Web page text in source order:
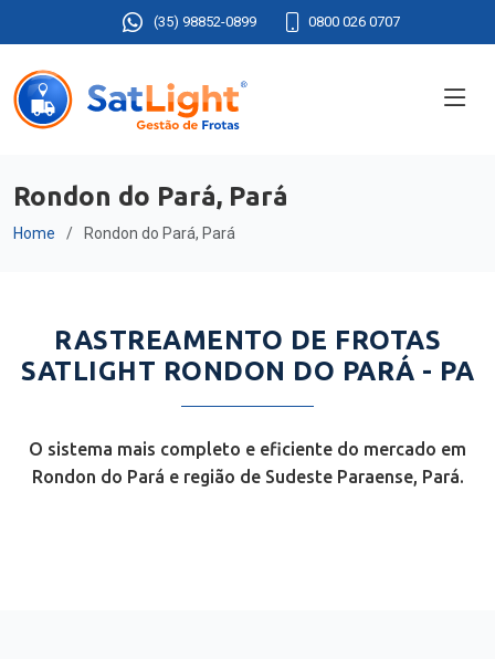
(35) 98852-0899 0800 026 0707
Rondon do Pará, Pará
Home Rondon do Pará, Pará
RASTREAMENTO DE FROTAS
SATLIGHT RONDON DO PARÁ - PA
O sistema mais completo e eficiente do mercado em
Rondon do Pará e região de Sudeste Paraense, Pará.